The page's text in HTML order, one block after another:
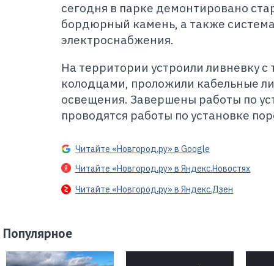
сегодня в парке демонтировано
бордюрный камень, а также
электроснабжения.
На территории устроили ливневку
колодцами, проложили кабельные
освещения. Завершены работы по
проводятся работы по установке
Читайте «Новгород.ру» в Google
Читайте «Новгород.ру» в Яндекс.Новостях
Читайте «Новгород.ру» в Яндекс.Дзен
Популярное